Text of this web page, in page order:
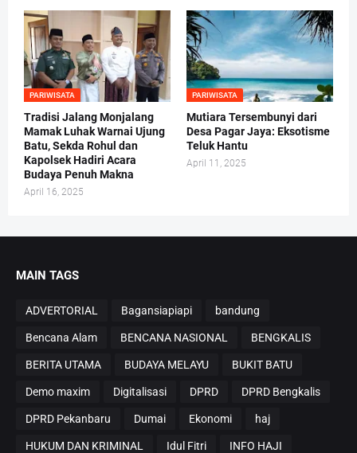
PARIWISATA
Tradisi Jalang Monjalang
Mamak Luhak Warnai Ujung
Batu, Sekda Rohul dan
Kapolsek Hadiri Acara
Budaya Penuh Makna
April 16, 2025
PARIWISATA
Mutiara Tersembunyi dari
Desa Pagar Jaya: Eksotisme
Teluk Hantu
April 11, 2025
MAIN TAGS
ADVERTORIAL Bagansiapiapi bandung
Bencana Alam BENCANA NASIONAL BENGKALIS
BERITA UTAMA BUDAYA MELAYU BUKIT BATU
Demo maxim Digitalisasi DPRD DPRD Bengkalis
DPRD Pekanbaru Dumai Ekonomi haj
HUKUM DAN KRIMINAL Idul Fitri INFO HAJI